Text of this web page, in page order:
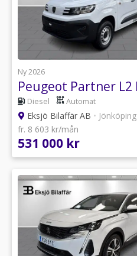
Ny 2026
Diesel Automat
Eksjö Bilaffär AB • Jönköping
fr. 8 603 kr/mån
531 000 kr